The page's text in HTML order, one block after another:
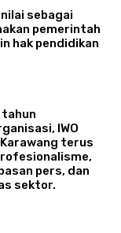
sebagai
pemerintah
hak pendidikan
IWO
Karawang terus
pers, dan
sektor.